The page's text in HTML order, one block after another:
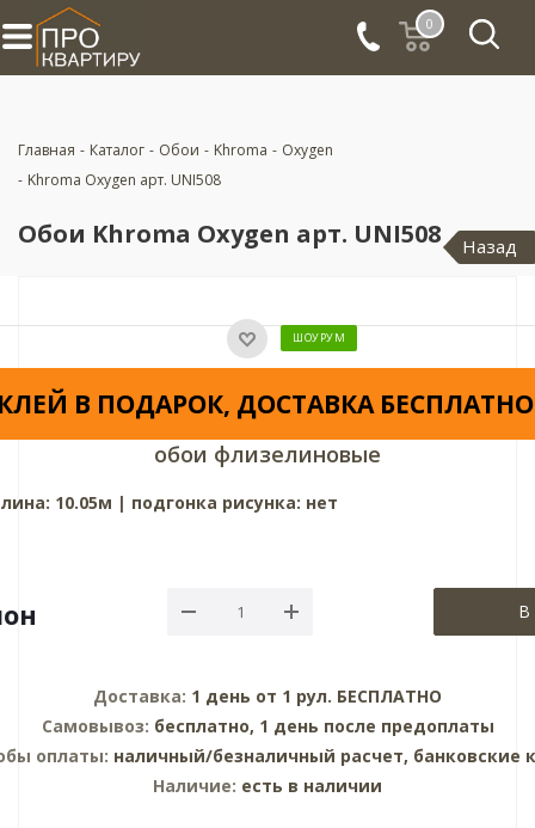
0
Главная - Каталог - Обои - Khroma - Oxygen
- Khroma Oxygen арт. UNI508
Обои Khroma Oxygen арт. UNI508 Назад
ШОУРУМ
В ПОДАРОК, ДОСТАВКА
обои флизелиновые
10.05м | подгонка рисунка: нет
В
Доставка: 1 день от 1 рул. БЕСПЛАТНО
Самовывоз: бесплатно, 1 день после предоплаты
оплаты: наличный/безналичный расчет, банковские
Наличие: есть в наличии